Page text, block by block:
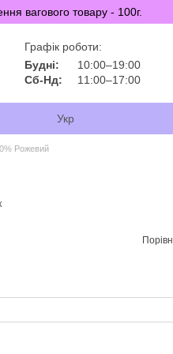
вагового товару - 100г.
Графік роботи:
Будні:
10:00–19:00
Сб-Нд:
11:00–17:00
Укр
Рожевий